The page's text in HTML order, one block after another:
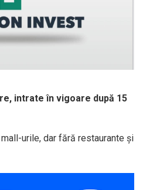
intrate în vigoare după 15
urile, dar fără restaurante și